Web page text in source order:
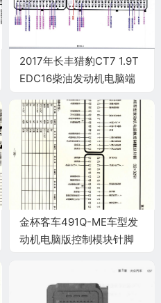
2017年长丰猎豹CT7 1.9T
EDC16柴油发动机电脑端
金杯客车491Q-ME车型发
动机电脑版控制模块针脚